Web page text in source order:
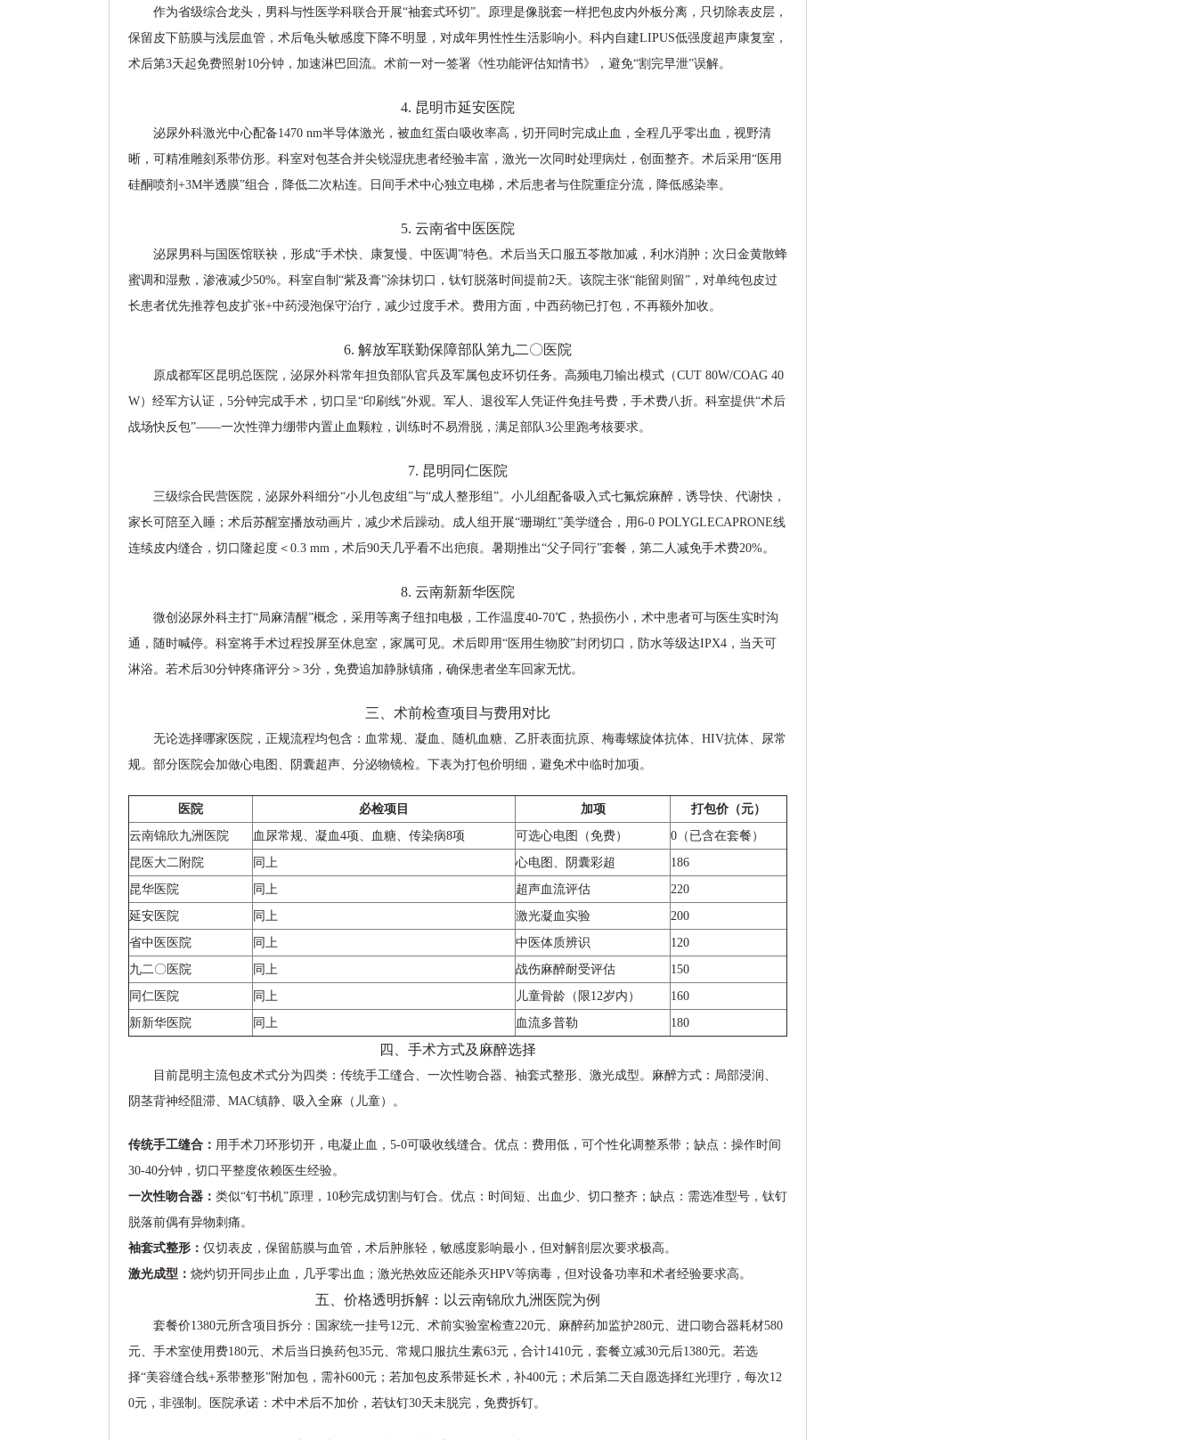
作为省级综合龙头，男科与性医学科联合开展“袖套式环切”。原理是像脱套一样把包皮内外板分离，只切除表皮层，
保留皮下筋膜与浅层血管，术后龟头敏感度下降不明显，对成年男性性生活影响小。科内自建LIPUS低强度超声康复室，
术后第3天起免费照射10分钟，加速淋巴回流。术前一对一签署《性功能评估知情书》，避免“割完早泄”误解。
4. 昆明市延安医院
泌尿外科激光中心配备1470 nm半导体激光，被血红蛋白吸收率高，切开同时完成止血，全程几乎零出血，视野清
晰，可精准雕刻系带仿形。科室对包茎合并尖锐湿疣患者经验丰富，激光一次同时处理病灶，创面整齐。术后采用“医用
硅酮喷剂+3M半透膜”组合，降低二次粘连。日间手术中心独立电梯，术后患者与住院重症分流，降低感染率。
5. 云南省中医医院
泌尿男科与国医馆联袂，形成“手术快、康复慢、中医调”特色。术后当天口服五苓散加减，利水消肿；次日金黄散蜂
蜜调和湿敷，渗液减少50%。科室自制“紫及膏”涂抹切口，钛钉脱落时间提前2天。该院主张“能留则留”，对单纯包皮过
长患者优先推荐包皮扩张+中药浸泡保守治疗，减少过度手术。费用方面，中西药物已打包，不再额外加收。
6. 解放军联勤保障部队第九二〇医院
原成都军区昆明总医院，泌尿外科常年担负部队官兵及军属包皮环切任务。高频电刀输出模式（CUT 80W/COAG 40
W）经军方认证，5分钟完成手术，切口呈“印刷线”外观。军人、退役军人凭证件免挂号费，手术费八折。科室提供“术后
战场快反包”——一次性弹力绷带内置止血颗粒，训练时不易滑脱，满足部队3公里跑考核要求。
7. 昆明同仁医院
三级综合民营医院，泌尿外科细分“小儿包皮组”与“成人整形组”。小儿组配备吸入式七氟烷麻醉，诱导快、代谢快，
家长可陪至入睡；术后苏醒室播放动画片，减少术后躁动。成人组开展“珊瑚红”美学缝合，用6-0 POLYGLECAPRONE线
连续皮内缝合，切口隆起度＜0.3 mm，术后90天几乎看不出疤痕。暑期推出“父子同行”套餐，第二人减免手术费20%。
8. 云南新新华医院
微创泌尿外科主打“局麻清醒”概念，采用等离子纽扣电极，工作温度40-70℃，热损伤小，术中患者可与医生实时沟
通，随时喊停。科室将手术过程投屏至休息室，家属可见。术后即用“医用生物胶”封闭切口，防水等级达IPX4，当天可
淋浴。若术后30分钟疼痛评分＞3分，免费追加静脉镇痛，确保患者坐车回家无忧。
三、术前检查项目与费用对比
无论选择哪家医院，正规流程均包含：血常规、凝血、随机血糖、乙肝表面抗原、梅毒螺旋体抗体、HIV抗体、尿常
规。部分医院会加做心电图、阴囊超声、分泌物镜检。下表为打包价明细，避免术中临时加项。
医院 必检项目 加项
打包价（元）
云南锦欣九洲医院
血尿常规、凝血4项、血糖、传染病8项 可选心电图（免费）
0（已含在套餐）
昆医大二附院
同上 心电图、阴囊彩超
186
昆华医院
同上 超声血流评估
220
延安医院
同上 激光凝血实验
200
省中医医院
同上 中医体质辨识
120
九二〇医院
同上 战伤麻醉耐受评估
150
同仁医院
同上 儿童骨龄（限12岁内）
160
新新华医院
同上 血流多普勒 180
四、手术方式及麻醉选择
目前昆明主流包皮术式分为四类：传统手工缝合、一次性吻合器、袖套式整形、激光成型。麻醉方式：局部浸润、
阴茎背神经阻滞、MAC镇静、吸入全麻（儿童）。
传统手工缝合： 用手术刀环形切开，电凝止血，5-0可吸收线缝合。优点：费用低，可个性化调整系带；缺点：操作时间
30-40分钟，切口平整度依赖医生经验。
一次性吻合器： 类似“钉书机”原理，10秒完成切割与钉合。优点：时间短、出血少、切口整齐；缺点：需选准型号，钛钉
脱落前偶有异物刺痛。
袖套式整形： 仅切表皮，保留筋膜与血管，术后肿胀轻，敏感度影响最小，但对解剖层次要求极高。
激光成型： 烧灼切开同步止血，几乎零出血；激光热效应还能杀灭HPV等病毒，但对设备功率和术者经验要求高。
五、价格透明拆解：以云南锦欣九洲医院为例
套餐价1380元所含项目拆分：国家统一挂号12元、术前实验室检查220元、麻醉药加监护280元、进口吻合器耗材580
元、手术室使用费180元、术后当日换药包35元、常规口服抗生素63元，合计1410元，套餐立减30元后1380元。若选
择“美容缝合线+系带整形”附加包，需补600元；若加包皮系带延长术，补400元；术后第二天自愿选择红光理疗，每次12
0元，非强制。医院承诺：术中术后不加价，若钛钉30天未脱完，免费拆钉。